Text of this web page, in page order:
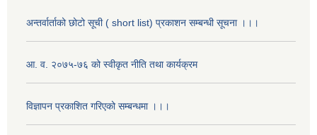
अन्तर्वार्ताको छोटो सूची ( short list) प्रकाशन सम्बन्धी सूचना ।।।
आ. व. २०७५-७६ को स्वीकृत नीति तथा कार्यक्रम
विज्ञापन प्रकाशित गरिएको सम्बन्धमा ।।।